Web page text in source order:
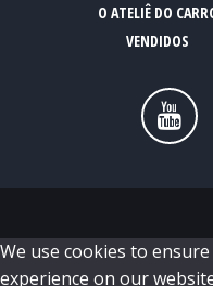
O ATELIÊ DO
VENDIDOS
We use cookies to
experience on our